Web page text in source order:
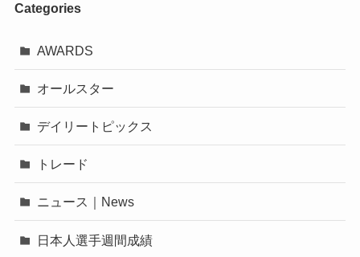
Categories
AWARDS
オールスター
デイリートピックス
トレード
ニュース｜News
日本人選手週間成績